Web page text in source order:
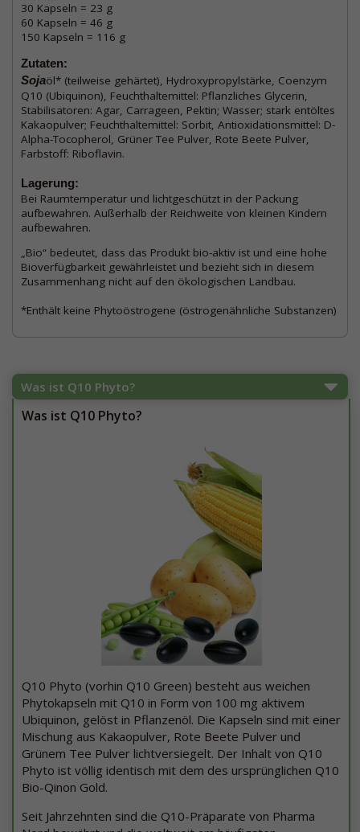
30 Kapseln = 23 g
60 Kapseln = 46 g
150 Kapseln = 116 g
Zutaten:
Sojaöl* (teilweise gehärtet), Hydroxypropylstärke, Coenzym
Q10 (Ubiquinon), Feuchthaltemittel: Pflanzliches Glycerin,
Stabilisatoren: Agar, Carrageen, Pektin; Wasser; stark entöltes
Kakaopulver; Feuchthaltemittel: Sorbit, Antioxidationsmittel: D-
Alpha-Tocopherol, Grüner Tee Pulver, Rote Beete Pulver,
Farbstoff: Riboflavin.
Lagerung:
Bei Raumtemperatur und lichtgeschützt in der Packung
aufbewahren. Außerhalb der Reichweite von kleinen Kindern
aufbewahren.
„Bio“ bedeutet, dass das Produkt bio-aktiv ist und eine hohe
Bioverfügbarkeit gewährleistet und bezieht sich in diesem
Zusammenhang nicht auf den ökologischen Landbau.
*Enthält keine Phytoöstrogene (östrogenähnliche Substanzen)
Was ist Q10 Phyto?
Was ist Q10 Phyto?
Q10 Phyto (vorhin Q10 Green) besteht aus weichen
Phytokapseln mit Q10 in Form von 100 mg aktivem
Ubiquinon, gelöst in Pflanzenöl. Die Kapseln sind mit einer
Mischung aus Kakaopulver, Rote Beete Pulver und
Grünem Tee Pulver lichtversiegelt. Der Inhalt von Q10
Phyto ist völlig identisch mit dem des ursprünglichen Q10
Bio-Qinon Gold.
Seit Jahrzehnten sind die Q10-Präparate von Pharma